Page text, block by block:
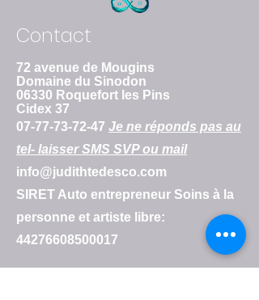
d'établir une relation de confiance
ainsi d'acheter sur votre site en toute
Fournissez des informations claires sur
vos modes de livraison afin de
confiance.
Contact
72 avenue de Mougins
Domaine du Sinodon
06330 Roquefort les Pins
Cidex 37
07-77-73-72-47 Je ne réponds pas au
tel- laisser SMS SVP ou mail
info@judithtedesco.com
SIRET Auto entrepreneur Soins à la
personne et artiste libre:
44276608500017